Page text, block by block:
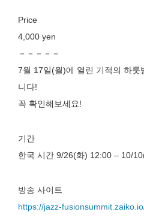
Price
4,000 yen
－－－－－
7월 17일(월)에 열린 기적의 하
니다!
꼭 확인해보세요!
기간
한국 시간 9/26(화) 12:00 – 10/
방송 사이트
https://jazz-